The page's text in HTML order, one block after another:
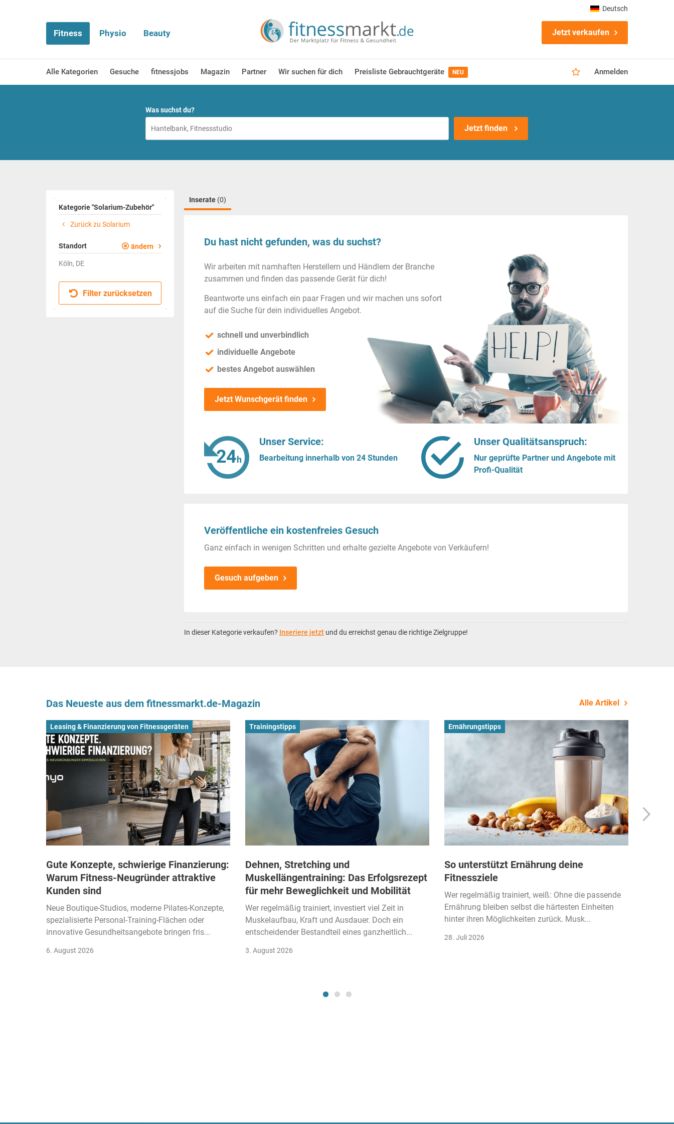
Fitness Physio Beauty Jetzt verkaufen
Alle Kategorien Gesuche fitnessjobs Magazin Partner Wir suchen für dich Preisliste Gebrauchtgeräte NEU Anmelden
Deutsch
Was suchst du?
Jetzt finden
Kategorie "Solarium-Zubehör"
Zurück zu Solarium
Standort ändern
Köln, DE
Filter zurücksetzen
Inserate (0)
Du hast nicht gefunden, was du suchst?
Wir arbeiten mit namhaften Herstellern und Händlern der Branche
zusammen und finden das passende Gerät für dich!
Beantworte uns einfach ein paar Fragen und wir machen uns sofort
auf die Suche für dein individuelles Angebot.
schnell und unverbindlich
individuelle Angebote
bestes Angebot auswählen
Jetzt Wunschgerät finden
Unser Service:
Bearbeitung innerhalb von 24 Stunden
Unser Qualitätsanspruch:
Nur geprüfte Partner und Angebote mit
Profi-Qualität
Veröffentliche ein kostenfreies Gesuch
Ganz einfach in wenigen Schritten und erhalte gezielte Angebote von Verkäufern!
Gesuch aufgeben
In dieser Kategorie verkaufen? Inseriere jetzt und du erreichst genau die richtige Zielgruppe!
Das Neueste aus dem fitnessmarkt.de-Magazin Alle Artikel
Leasing & Finanzierung von Fitnessgeräten
Gute Konzepte, schwierige Finanzierung:
Warum Fitness-Neugründer attraktive
Kunden sind
Neue Boutique-Studios, moderne Pilates-Konzepte,
spezialisierte Personal-Training-Flächen oder
innovative Gesundheitsangebote bringen fris...
6. August 2026
Trainingstipps
Dehnen, Stretching und
Muskellängentraining: Das Erfolgsrezept
für mehr Beweglichkeit und Mobilität
Wer regelmäßig trainiert, investiert viel Zeit in
Muskelaufbau, Kraft und Ausdauer. Doch ein
entscheidender Bestandteil eines ganzheitlich...
3. August 2026
Ernährungstipps
So unterstützt Ernährung deine
Fitnessziele
Wer regelmäßig trainiert, weiß: Ohne die passende
Ernährung bleiben selbst die härtesten Einheiten
hinter ihren Möglichkeiten zurück. Musk...
28. Juli 2026